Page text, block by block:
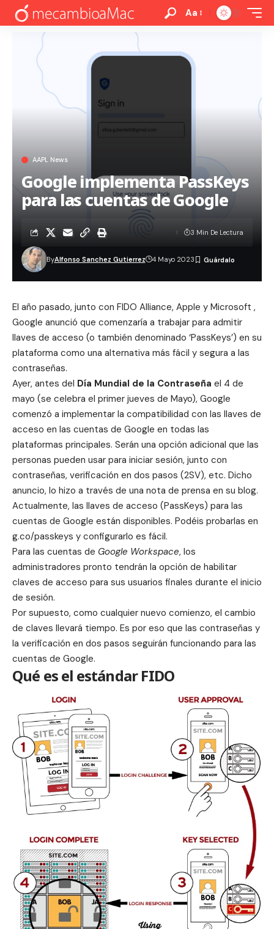
Aa
AAPL News
Google implementa PassKeys
para las cuentas de Google
ByAlfonso Sanchez Gutierrez 4 Mayo 2023
3 Min De Lectura
El año pasado, junto con FIDO Alliance, Apple y Microsoft ,
Google anunció que comenzaría a trabajar para admitir
llaves de acceso (o también denominado ‘PassKeys’) en su
plataforma como una alternativa más fácil y segura a las
contraseñas.
Ayer, antes del Día Mundial de la Contraseña el 4 de
mayo (se celebra el primer jueves de Mayo), Google
comenzó a implementar la compatibilidad con las llaves de
acceso en las cuentas de Google en todas las
plataformas principales. Serán una opción adicional que las
personas pueden usar para iniciar sesión, junto con
contraseñas, verificación en dos pasos (2SV), etc. Dicho
anuncio, lo hizo a través de una nota de prensa en su blog.
Actualmente, las llaves de acceso (PassKeys) para las
cuentas de Google están disponibles. Podéis probarlas en
g.co/passkeys y configurarlo es fácil.
Para las cuentas de Google Workspace, los
administradores pronto tendrán la opción de habilitar
claves de acceso para sus usuarios finales durante el inicio
de sesión.
Por supuesto, como cualquier nuevo comienzo, el cambio
de claves llevará tiempo. Es por eso que las contraseñas y
la verificación en dos pasos seguirán funcionando para las
cuentas de Google.
Qué es el estándar FIDO